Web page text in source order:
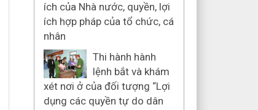
ích của Nhà nước, quyền, lợi
ích hợp pháp của tổ chức, cá
nhân
Thi hành hành
lệnh bắt và khám
xét nơi ở của đối tượng “Lợi
dụng các quyền tự do dân